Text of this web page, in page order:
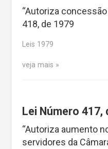
“Autoriza
418, de 1979
Leis 1979
veja mais
Lei Número 417,
“Autoriza aumento
servidores da